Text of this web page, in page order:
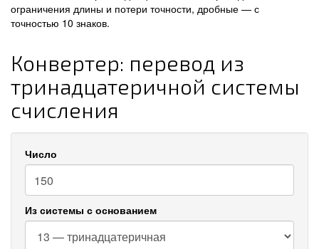
ограничения длины и потери точности, дробные — с
точностью 10 знаков.
Конвертер: перевод из
тринадцатеричной системы
счисления
Число
Из системы с основанием